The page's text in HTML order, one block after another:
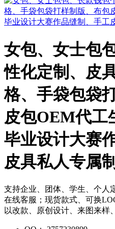
女包、女士包
性化定制、皮
格、手袋包袋
皮包OEM代工
毕业设计大赛
皮具私人专属
支持企业、团体、学生、个人
在线客服；现货款式、可换
以改款、原创设计、来图来样